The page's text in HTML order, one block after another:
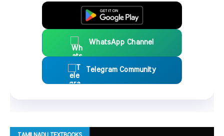
WhatsApp Channel
Telegram Community